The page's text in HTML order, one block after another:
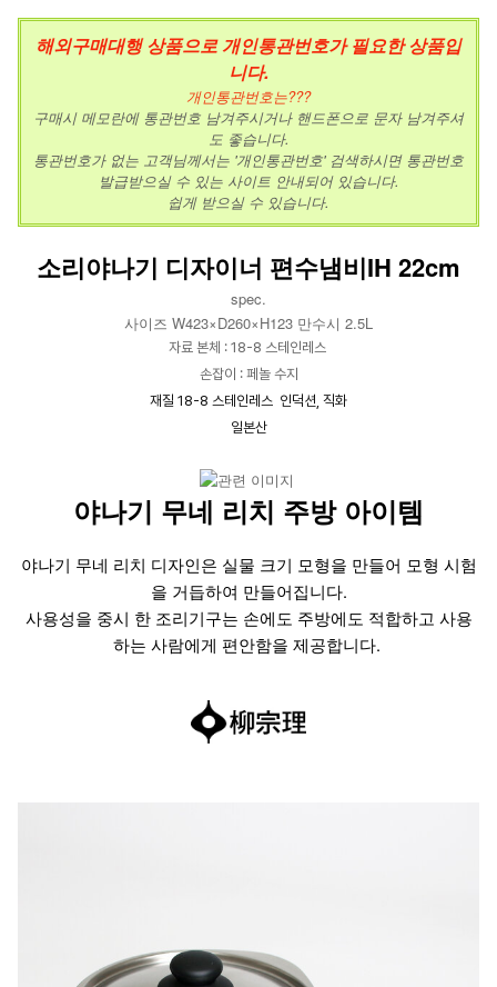
해외구매대행 상품으로 개인통관번호가 필요한 상품입
니다.
개인통관번호는???
구매시 메모란에 통관번호 남겨주시거나 핸드폰으로 문자 남겨주셔
도 좋습니다.
통관번호가 없는 고객님께서는 '개인통관번호' 검색하시면 통관번호
발급받으실 수 있는 사이트 안내되어 있습니다.
쉽게 받으실 수 있습니다.
소리야나기 디자이너 편수냄비IH 22cm
spec.
사이즈 W423×D260×H123 만수시 2.5L
자료 본체 : 18-8 스테인레스
손잡이 : 페놀 수지
재질 18-8 스테인레스 인덕션, 직화
일본산
야나기 무네 리치 주방 아이템
야나기 무네 리치 디자인은 실물 크기 모형을 만들어 모형 시험
을 거듭하여 만들어집니다.
사용성을 중시 한 조리기구는 손에도 주방에도 적합하고 사용
하는 사람에게 편안함을 제공합니다.